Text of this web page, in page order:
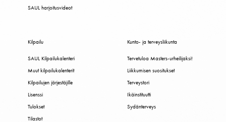
SAUL harjoitusvideot
Kilpailu
SAUL Kilpailukalenteri
Muut kilpailukalenterit
Kilpailujen järjestäjille
Lisenssi
Tulokset
Tilastot
Kunto- ja terveysliikunta
Tervetuloa Masters-urheilijaksi!
Liikkumisen suositukset
Terveystori
Ikäinstituutti
Sydänterveys